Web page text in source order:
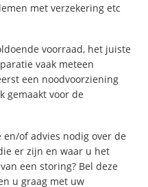
met verzekering etc
voorraad, het juiste
vaak meteen
een noodvoorziening
gemaakt voor de
of advies nodig over de
er zijn en waar u het
een storing? Bel deze
u graag met uw